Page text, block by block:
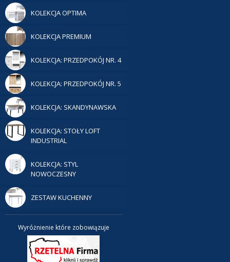
KOLEKCJA OPTIMA
KOLEKCJA PREMIUM
KOLEKCJA: PRZEDPOKÓJ NR. 4
KOLEKCJA: PRZEDPOKÓJ NR. 5
KOLEKCJA: SKANDYNAWSKA
KOLEKCJA: STOŁY LOFT
INDUSTRIAL
KOLEKCJA: STYL
NOWOCZESNY
ZESTAW KUCHENNY
Wyróżnienie które zobowiązuje